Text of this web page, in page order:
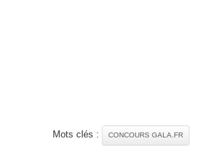
Mots clés : CONCOURS GALA.FR